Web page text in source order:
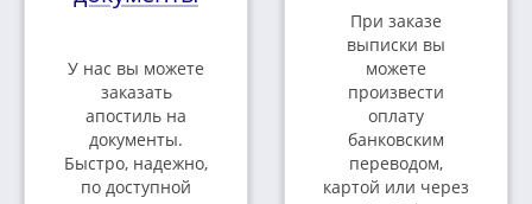
У нас вы можете
заказать
апостиль на
документы.
Быстро, надежно,
по доступной
При заказе
выписки вы
можете
произвести
оплату
банковским
переводом,
картой или через